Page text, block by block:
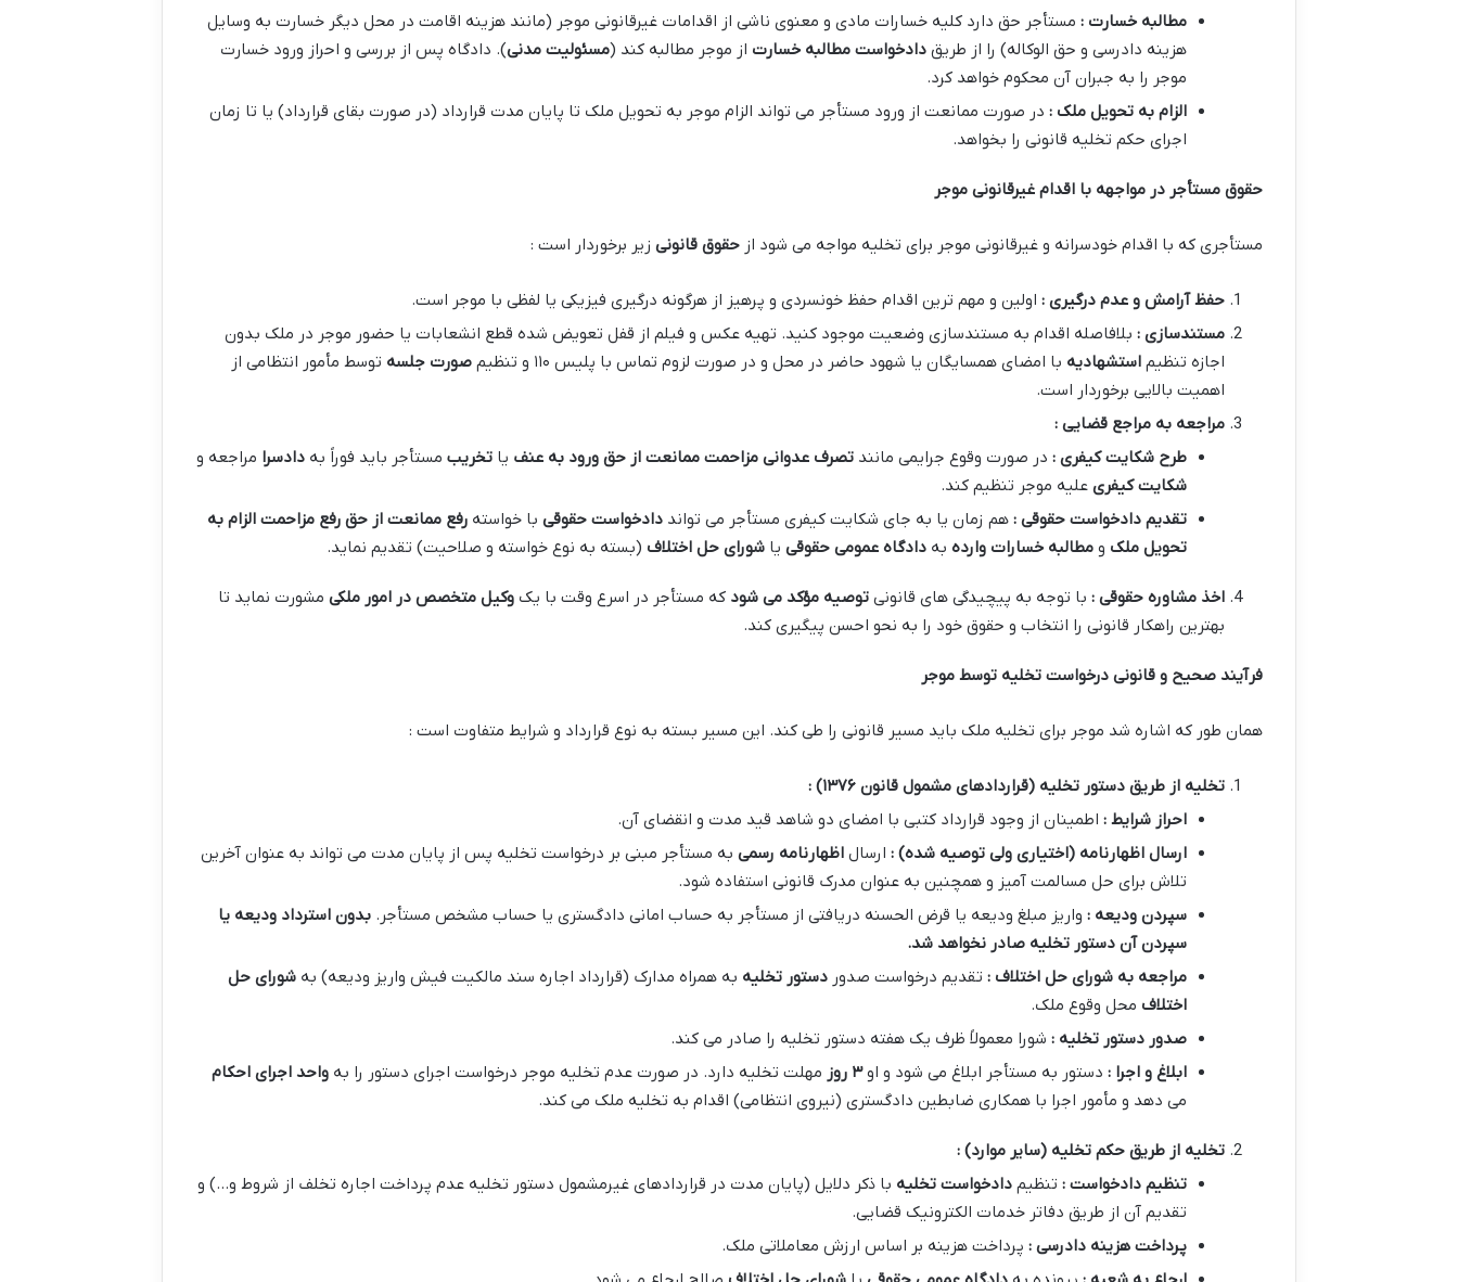
مطالبه خسارت : مستأجر حق دارد کلیه خسارات مادی و معنوی ناشی از اقدامات غیرقانونی موجر (مانند هزینه اقامت در محل دیگر خسارت به وسایل
هزینه دادرسی و حق الوکاله) را از طریقدادخواست مطالبه خسارت از موجر مطالبه کند (مسئولیت مدنی). دادگاه پس از بررسی و احراز ورود خسارت
موجر را به جبران آن محکوم خواهد کرد.
الزام به تحویل ملک : در صورت ممانعت از ورود مستأجر می تواند الزام موجر به تحویل ملک تا پایان مدت قرارداد (در صورت بقای قرارداد) یا تا زمان
اجرای حکم تخلیه قانونی را بخواهد.
حقوق مستأجر در مواجهه با اقدام غیرقانونی موجر
مستأجری که با اقدام خودسرانه و غیرقانونی موجر برای تخلیه مواجه می شود ازحقوق قانونی زیر برخوردار است :
حفظ آرامش و عدم درگیری : اولین و مهم ترین اقدام حفظ خونسردی و پرهیز از هرگونه درگیری فیزیکی یا لفظی با موجر است.
مستندسازی : بلافاصله اقدام به مستندسازی وضعیت موجود کنید. تهیه عکس و فیلم از قفل تعویض شده قطع انشعابات یا حضور موجر در ملک بدون
اجازه تنظیماستشهادیه با امضای همسایگان یا شهود حاضر در محل و در صورت لزوم تماس با پلیس ۱۱۰ و تنظیم صورت جلسه توسط مأمور انتظامی از
اهمیت بالایی برخوردار است.
مراجعه به مراجع قضایی :
طرح شکایت کیفری : در صورت وقوع جرایمی مانندتصرف عدوانی مزاحمت ممانعت از حق ورود به عنف یاتخریب مستأجر باید فوراً بهدادسرا مراجعه و
شکایت کیفری علیه موجر تنظیم کند.
تقدیم دادخواست حقوقی :هم زمان یا به جای شکایت کیفری مستأجر می توانددادخواست حقوقی با خواستهرفع ممانعت از حق رفع مزاحمت الزام به
تحویل ملک ومطالبه خسارات وارده بهدادگاه عمومی حقوقی یاشورای حل اختلاف (بسته به نوع خواسته و صلاحیت) تقدیم نماید.
اخذ مشاوره حقوقی : با توجه به پیچیدگی های قانونیتوصیه مؤکد می شود که مستأجر در اسرع وقت با یکوکیل متخصص در امور ملکی مشورت نماید تا
بهترین راهکار قانونی را انتخاب و حقوق خود را به نحو احسن پیگیری کند.
فرآیند صحیح و قانونی درخواست تخلیه توسط موجر
همان طور که اشاره شد موجر برای تخلیه ملک باید مسیر قانونی را طی کند. این مسیر بسته به نوع قرارداد و شرایط متفاوت است :
تخلیه از طریق دستور تخلیه (قراردادهای مشمول قانون۱۳۷۶) :
احراز شرایط : اطمینان از وجود قرارداد کتبی با امضای دو شاهد قید مدت و انقضای آن.
ارسال اظهارنامه (اختیاری ولی توصیه شده) : ارسالاظهارنامه رسمی به مستأجر مبنی بر درخواست تخلیه پس از پایان مدت می تواند به عنوان آخرین
تلاش برای حل مسالمت آمیز و همچنین به عنوان مدرک قانونی استفاده شود.
سپردن ودیعه : واریز مبلغ ودیعه یا قرض الحسنه دریافتی از مستأجر به حساب امانی دادگستری یا حساب مشخص مستأجر.بدون استرداد ودیعه یا
سپردن آن دستور تخلیه صادر نخواهد شد.
مراجعه به شورای حل اختلاف : تقدیم درخواست صدوردستور تخلیه به همراه مدارک (قرارداد اجاره سند مالکیت فیش واریز ودیعه) بهشورای حل
اختلاف محل وقوع ملک.
صدور دستور تخلیه : شورا معمولاً ظرف یک هفته دستور تخلیه را صادر می کند.
ابلاغ و اجرا : دستور به مستأجر ابلاغ می شود و او۳ روز مهلت تخلیه دارد. در صورت عدم تخلیه موجر درخواست اجرای دستور را بهواحد اجرای احکام
می دهد و مأمور اجرا با همکاری ضابطین دادگستری (نیروی انتظامی) اقدام به تخلیه ملک می کند.
تخلیه از طریق حکم تخلیه (سایر موارد) :
تنظیم دادخواست : تنظیمدادخواست تخلیه با ذکر دلایل (پایان مدت در قراردادهای غیرمشمول دستور تخلیه عدم پرداخت اجاره تخلف از شروط و…) و
تقدیم آن از طریق دفاتر خدمات الکترونیک قضایی.
پرداخت هزینه دادرسی : پرداخت هزینه بر اساس ارزش معاملاتی ملک.